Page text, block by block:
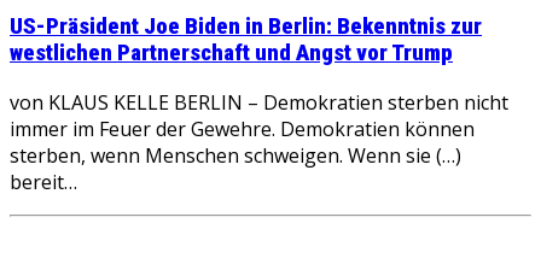
US-Präsident Joe Biden in Berlin: Bekenntnis zur
westlichen Partnerschaft und Angst vor Trump
von KLAUS KELLE BERLIN – Demokratien sterben nicht
immer im Feuer der Gewehre. Demokratien können
sterben, wenn Menschen schweigen. Wenn sie (…)
bereit…